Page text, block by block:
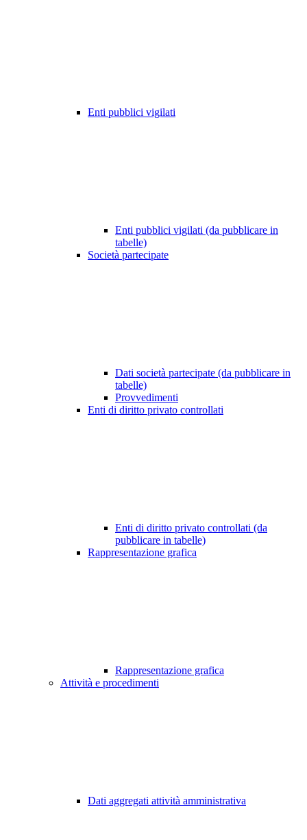
Enti pubblici vigilati
Enti pubblici vigilati (da pubblicare in
tabelle)
Società partecipate
Dati società partecipate (da pubblicare in
tabelle)
Provvedimenti
Enti di diritto privato controllati
Enti di diritto privato controllati (da
pubblicare in tabelle)
Rappresentazione grafica
Rappresentazione grafica
Attività e procedimenti
Dati aggregati attività amministrativa